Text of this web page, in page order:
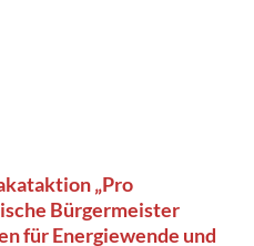
„Pro
Bürgermeister
für Energiewende und